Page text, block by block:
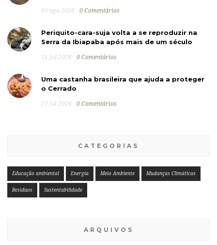
05 ago 2026 0 Comentários
Periquito-cara-suja volta a se reproduzir na
Serra da Ibiapaba após mais de um século
31 jul 2026 0 Comentários
Uma castanha brasileira que ajuda a proteger
o Cerrado
27 jul 2026 0 Comentários
CATEGORIAS
Educação ambiental Energia Meio Ambiente Mudanças Climáticas
Resíduos Sustentabilidade
ARQUIVOS